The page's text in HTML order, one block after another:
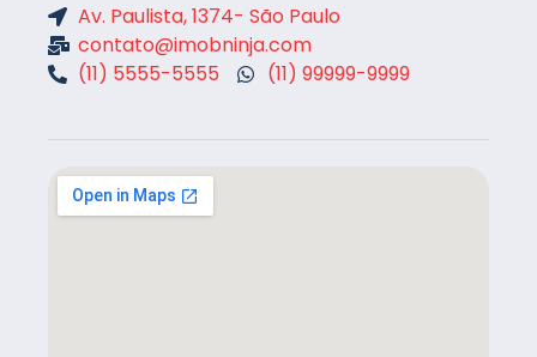
Av. Paulista, 1374- São Paulo
contato@imobninja.com
(11) 5555-5555
(11) 99999-9999